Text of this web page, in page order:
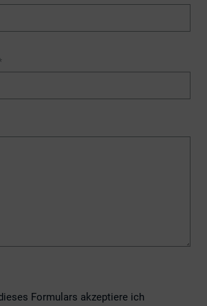
Formulars akzeptiere ich